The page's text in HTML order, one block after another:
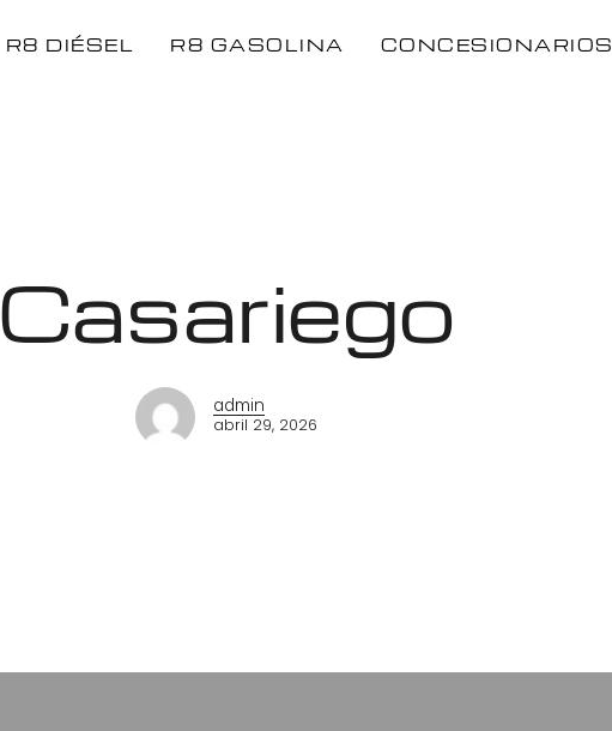
R8 DIÉSEL R8 GASOLINA CONCESIONARIOS
Casariego
admin
abril 29, 2026